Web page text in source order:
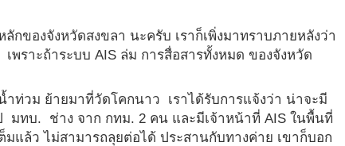
กของจังหวัดสงขลา นะครับ เราก็เพิ่งมาทราบภายหลังว่า
พราะถ้าระบบ AIS ล่ม การสื่อสารทั้งหมด ของจังหวัด
ำท่วม ย้ายมาที่วัดโคกนาว เราได้รับการแจ้งว่า น่าจะมี
มทบ. ช่าง จาก กทม. 2 คน และมีเจ้าหน้าที่ AIS ในพื้นที่
แล้ว ไม่สามารถลุยต่อได้ ประสานกับทางค่าย เขาก็บอก